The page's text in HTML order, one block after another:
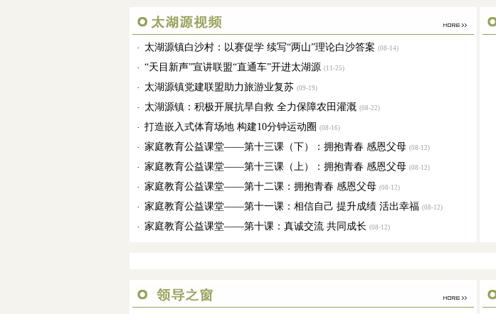
· 太湖源镇白沙村：以赛促学 续写“两山”理论白沙答案 (08-14)
· “天目新声”宣讲联盟“直通车”开进太湖源 (11-25)
· 太湖源镇党建联盟助力旅游业复苏 (09-19)
· 太湖源镇：积极开展抗旱自救 全力保障农田灌溉 (08-22)
· 打造嵌入式体育场地 构建10分钟运动圈 (08-16)
· 家庭教育公益课堂——第十三课（下）：拥抱青春 感恩父母 (08-12)
· 家庭教育公益课堂——第十三课（上）：拥抱青春 感恩父母 (08-12)
· 家庭教育公益课堂——第十二课：拥抱青春 感恩父母 (08-12)
· 家庭教育公益课堂——第十一课：相信自己 提升成绩 活出幸福 (08-12)
· 家庭教育公益课堂——第十课：真诚交流 共同成长 (08-12)